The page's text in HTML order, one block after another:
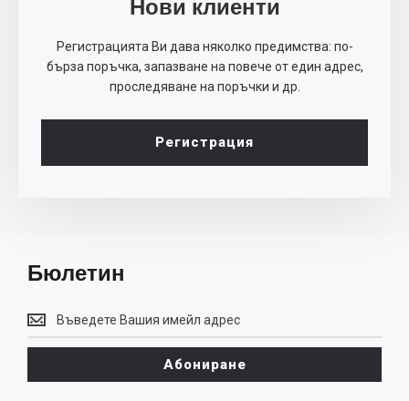
Нови клиенти
Регистрацията Ви дава няколко предимства: по-
бърза поръчка, запазване на повече от един адрес,
проследяване на поръчки и др.
Регистрация
Бюлетин
Бюлетин
Абониране